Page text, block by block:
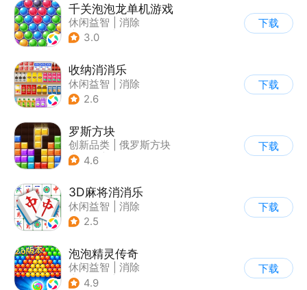
千关泡泡龙单机游戏
休闲益智
消除
| 泡泡龙
3.0
下载
收纳消消乐
休闲益智
消除
2.6
下载
罗斯方块
创新品类
俄罗斯方块
| 脑洞
4.6
下载
3D麻将消消乐
休闲益智
消除
2.5
下载
泡泡精灵传奇
休闲益智
消除
| 泡泡龙
4.9
下载